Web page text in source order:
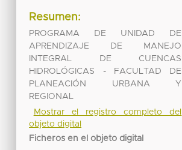
Resumen:
PROGRAMA DE UNIDAD DE
APRENDIZAJE DE MANEJO
INTEGRAL DE CUENCAS
HIDROLÓGICAS - FACULTAD DE
PLANEACIÓN URBANA Y
REGIONAL
Mostrar el registro completo del
objeto digital
Ficheros en el objeto digital